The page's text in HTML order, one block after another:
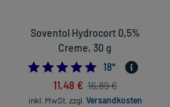
Soventol Hydrocort 0,5%
Creme, 30 g
5.0
18*
11,48 € 16,89 €
inkl. MwSt. zzgl. Versandkosten